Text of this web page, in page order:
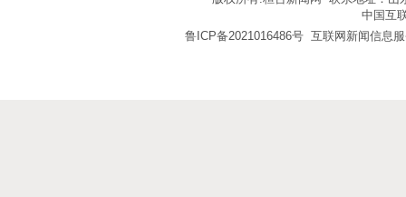
中国互
鲁ICP备2021016486号互联网新闻信息